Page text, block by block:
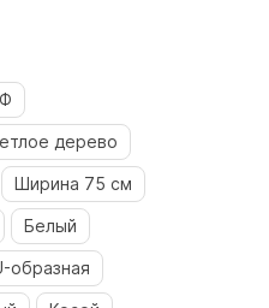
дерево
Ширина 75 см
Белый
образная